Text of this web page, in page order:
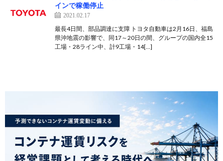
インで稼働停止
2021.02.17
最長4日間、部品調達に支障 トヨタ自動車は2月16日、福島
県沖地震の影響で、同17～20日の間、グループの国内全15
工場・28ライン中、計9工場・14[…]